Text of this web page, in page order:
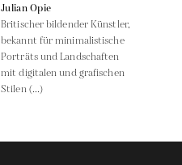
Julian Opie
Britischer bildender Künstler,
bekannt für minimalistische
Porträts und Landschaften
mit digitalen und grafischen
Stilen (...)